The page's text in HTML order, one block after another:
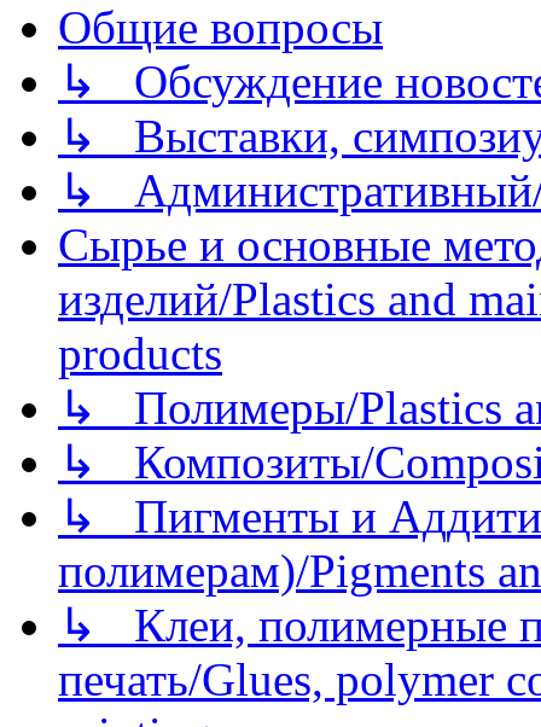
Общие вопросы
↳ Обсуждение
↳ Выставки,
↳
Сырье и основные
изделий/Plastics and
products
↳ Полимеры/Plastics
↳ Композиты/
↳ Пигменты и
полимерам)/Pigments
↳ Клеи, полимерные
печать/Glues, polymer